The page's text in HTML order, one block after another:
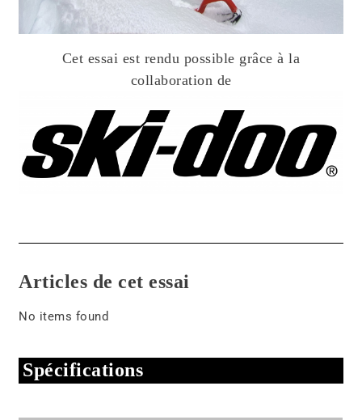
Cet essai est rendu possible grâce à la
collaboration de
Articles de cet essai
No items found
Spécifications